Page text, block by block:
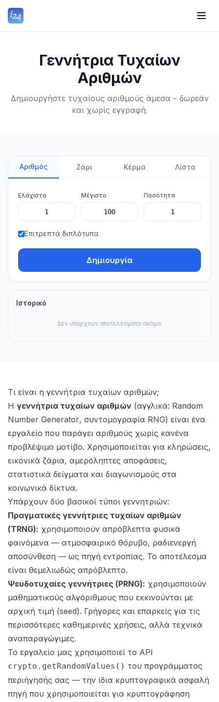
Γεννήτρια Τυχαίων
Αριθμών
Δημιουργήστε τυχαίους αριθμούς άμεσα – δωρεάν
και χωρίς εγγραφή.
Αριθμός Ζάρι Κέρμα Λίστα
Ελάχιστο Μέγιστο Ποσότητα
Επιτρεπτά διπλότυπα
Δημιουργία
Ιστορικό
Δεν υπάρχουν αποτελέσματα ακόμα.
Τι είναι η γεννήτρια τυχαίων αριθμών;
Η γεννήτρια τυχαίων αριθμών (αγγλικά: Random
Number Generator, συντομογραφία RNG) είναι ένα
εργαλείο που παράγει αριθμούς χωρίς κανένα
προβλέψιμο μοτίβο. Χρησιμοποιείται για κληρώσεις,
εικονικά ζάρια, αμερόληπτες αποφάσεις,
στατιστικά δείγματα και διαγωνισμούς στα
κοινωνικά δίκτυα.
Υπάρχουν δύο βασικοί τύποι γεννητριών:
Πραγματικές γεννήτριες τυχαίων αριθμών
(TRNG): χρησιμοποιούν απρόβλεπτα φυσικά
φαινόμενα — ατμοσφαιρικό θόρυβο, ραδιενεργή
αποσύνθεση — ως πηγή εντροπίας. Το αποτέλεσμα
είναι θεμελιωδώς απρόβλεπτο.
Ψευδοτυχαίες γεννήτριες (PRNG): χρησιμοποιούν
μαθηματικούς αλγόριθμους που εκκινούνται με
αρχική τιμή (seed). Γρήγορες και επαρκείς για τις
περισσότερες καθημερινές χρήσεις, αλλά τεχνικά
αναπαραγώγιμες.
Το εργαλείο μας χρησιμοποιεί το API
crypto.getRandomValues() του προγράμματος
περιήγησής σας — την ίδια κρυπτογραφικά ασφαλή
πηγή που χρησιμοποιείται για κρυπτογράφηση